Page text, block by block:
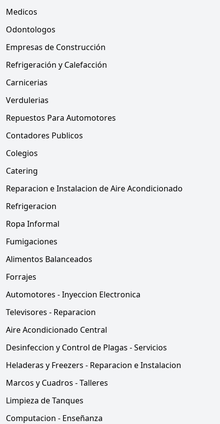
Medicos
Odontologos
Empresas de Construcción
Refrigeración y Calefacción
Carnicerias
Verdulerias
Repuestos Para Automotores
Contadores Publicos
Colegios
Catering
Reparacion e Instalacion de Aire Acondicionado
Refrigeracion
Ropa Informal
Fumigaciones
Alimentos Balanceados
Forrajes
Automotores - Inyeccion Electronica
Televisores - Reparacion
Aire Acondicionado Central
Desinfeccion y Control de Plagas - Servicios
Heladeras y Freezers - Reparacion e Instalacion
Marcos y Cuadros - Talleres
Limpieza de Tanques
Computacion - Enseñanza